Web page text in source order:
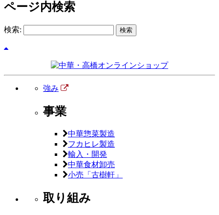
ページ内検索
検索:
強み
事業
中華惣菜製造
フカヒレ製造
輸入・開発
中華食材卸売
小売「古樹軒」
取り組み